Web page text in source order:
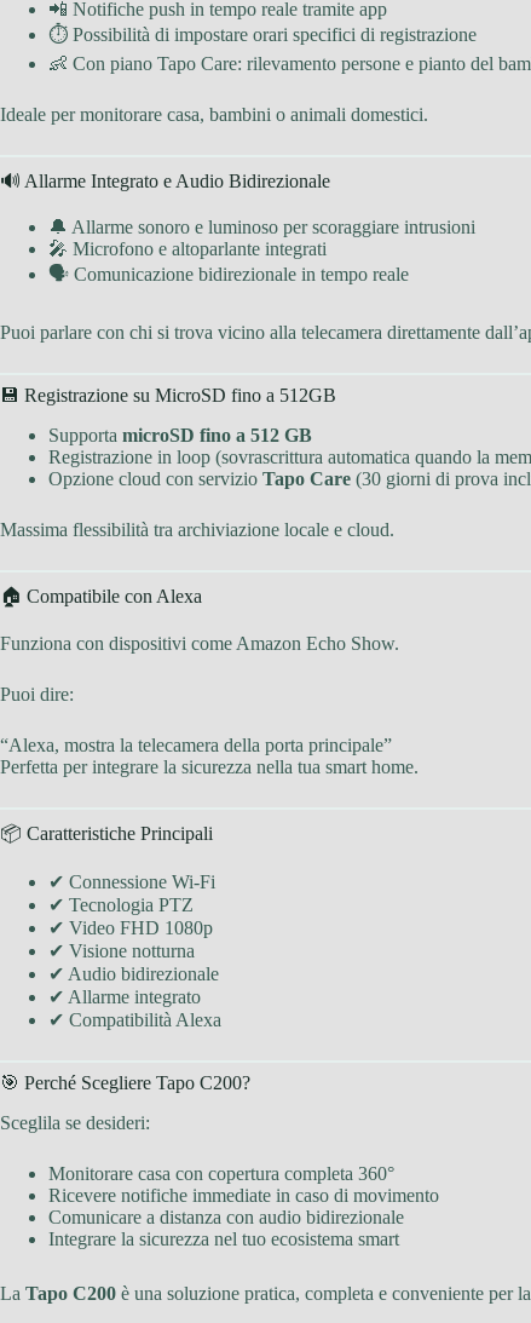
📲 Notifiche push in tempo reale tramite app
⏱ Possibilità di impostare orari specifici di registrazione
👶 Con piano Tapo Care: rilevamento persone e pianto del
Ideale per monitorare casa, bambini o animali domestici.
🔊 Allarme Integrato e Audio Bidirezionale
🔔 Allarme sonoro e luminoso per scoraggiare intrusioni
🎤 Microfono e altoparlante integrati
🗣 Comunicazione bidirezionale in tempo reale
Puoi parlare con chi si trova vicino alla telecamera direttamente
💾 Registrazione su MicroSD fino a 512GB
Supporta microSD fino a 512 GB
Registrazione in loop (sovrascrittura automatica quando la
Opzione cloud con servizio Tapo Care (30 giorni di prova
Massima flessibilità tra archiviazione locale e cloud.
🏠 Compatibile con Alexa
Funziona con dispositivi come Amazon Echo Show.
Puoi dire:
“Alexa, mostra la telecamera della porta principale”
Perfetta per integrare la sicurezza nella tua smart home.
📦 Caratteristiche Principali
✔ Connessione Wi-Fi
✔ Tecnologia PTZ
✔ Video FHD 1080p
✔ Visione notturna
✔ Audio bidirezionale
✔ Allarme integrato
✔ Compatibilità Alexa
🎯 Perché Scegliere Tapo C200?
Sceglila se desideri:
Monitorare casa con copertura completa 360°
Ricevere notifiche immediate in caso di movimento
Comunicare a distanza con audio bidirezionale
Integrare la sicurezza nel tuo ecosistema smart
La Tapo C200 è una soluzione pratica, completa e conveniente per